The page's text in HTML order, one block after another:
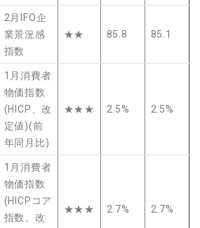
2月IFO企
業景況感
指数
★★ 85.8 85.1
1月消費者
物価指数
(HICP、改
定値)(前
年同月比)
★★★ 2.5% 2.5%
1月消費者
物価指数
(HICPコア
指数、改
★★★ 2.7% 2.7%